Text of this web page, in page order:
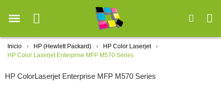
Inicio HP (Hewlett Packard)
HP Color Laserjet
HP Color Laserjet Enterprise MFP M570 Series
HP ColorLaserjet Enterprise MFP M570 Series